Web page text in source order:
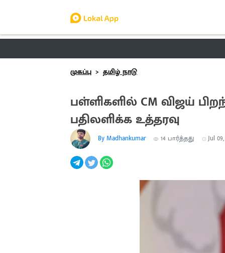
முகப்பு
தமிழ் நாடு
பள்ளிகளில் CM விஜய்
பதிலளிக்க உத்தரவு
By Madhankumar 14 பார்த்தது Jul